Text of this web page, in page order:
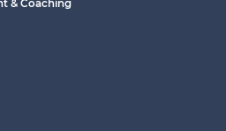
& Coaching